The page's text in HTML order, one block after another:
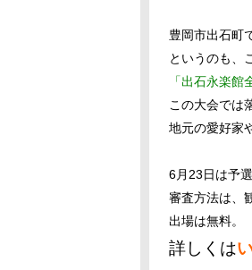
豊岡市出石町
というのも、
「出石永楽館
この大会では
地元の愛好家
6月23日は予
審査方法は、
出場は無料。
詳しくは